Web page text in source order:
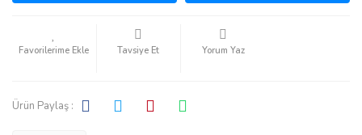
Tavsiye Et Yorum Yaz
Ürün Paylaş :